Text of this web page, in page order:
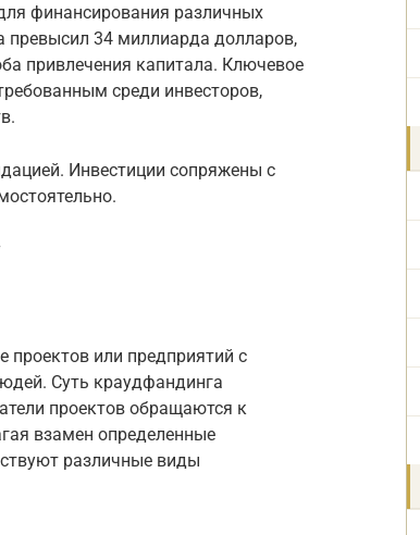
финансирования различных
превысил 34 миллиарда долларов,
привлечения капитала. Ключевое
среди инвесторов,
Инвестиции сопряжены с
проектов или предприятий с
Суть краудфандинга
проектов обращаются к
взамен определенные
различные виды